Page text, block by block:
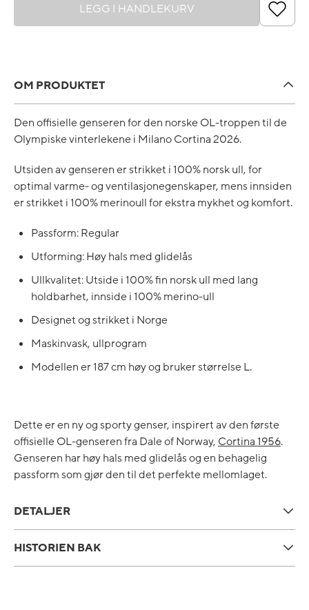
LEGG I HANDLEKURV
OM PRODUKTET
Den offisielle genseren for den norske OL-troppen til de
Olympiske vinterlekene i Milano Cortina 2026.
Utsiden av genseren er strikket i 100% norsk ull, for
optimal varme- og ventilasjonegenskaper, mens innsiden
er strikket i 100% merinoull for ekstra mykhet og komfort.
Passform: Regular
Utforming: Høy hals med glidelås
Ullkvalitet: Utside i 100% fin norsk ull med lang
holdbarhet, innside i 100% merino-ull
Designet og strikket i Norge
Maskinvask, ullprogram
Modellen er 187 cm høy og bruker størrelse L.
Dette er en ny og sporty genser, inspirert av den første
offisielle OL-genseren fra Dale of Norway, Cortina 1956.
Genseren har høy hals med glidelås og en behagelig
passform som gjør den til det perfekte mellomlaget.
DETALJER
HISTORIEN BAK